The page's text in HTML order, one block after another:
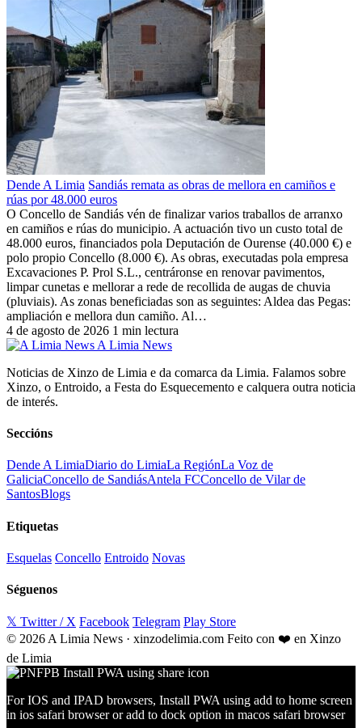
Dende A Limia Sandiás remata as obras de mellora en camiños e
rúas por 48.000 euros
O Concello de Sandiás vén de finalizar varios traballos de arranxo
en camiños e rúas do municipio. A actuación tivo un custo total de
48.000 euros, financiados pola Deputación de Ourense (40.000 €) e
polo propio Concello (8.000 €). As obras, executadas pola empresa
Excavaciones P. Prol S.L., centráronse en renovar pavimentos,
limpar cunetas e mellorar a rede de recollida de augas de chuvia
(pluviais). As zonas beneficiadas son as seguintes: Aldea das Pegas:
ampliación e mellora dun camiño. Al…
4 de agosto de 2026 1 min lectura
A Limia News
Noticias de Xinzo de Limia e da comarca da Limia. Falamos sobre
Xinzo, o Entroido, a Festa do Esquecemento e calquera outra noticia
de interés.
Seccións
Dende A LimiaDiario do LimiaLa RegiónLa Voz de
GaliciaConcello de SandiásAntela FCConcello de Vilar de
SantosBlogs
Etiquetas
Esquelas Concello Entroido Novas
Séguenos
𝕏 Twitter / X Facebook Telegram Play Store
© 2026 A Limia News · xinzodelimia.com Feito con ❤️ en Xinzo
de Limia
For IOS and IPAD browsers, Install PWA using add to home screen
in ios safari browser or add to dock option in macos safari browser